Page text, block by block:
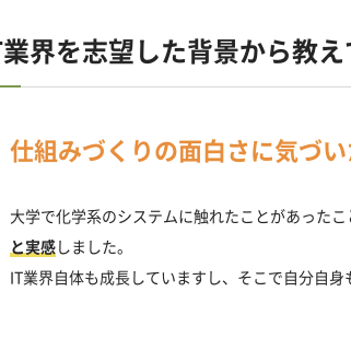
界を志望した背景から教え
仕組みづくりの面白さに気づ
大学で化学系のシステムに触れたことがあった
と実感しました。
IT業界自体も成長していますし、そこで自分自